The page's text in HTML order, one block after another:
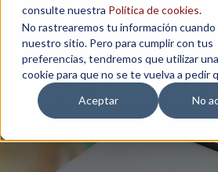
consulte nuestra Política de cookies.
No rastrearemos tu información
nuestro sitio. Pero para cumplir con tus
preferencias, tendremos que utilizar
cookie para que no se te vuelva a pedir
Aceptar
No
PAGOS Y